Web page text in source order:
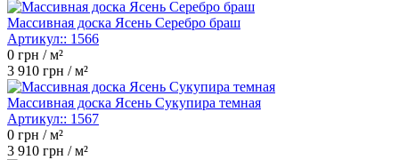
Массивная доска Ясень Серебро браш
Артикул:: 1566
0 грн / м²
3 910 грн / м²
Массивная доска Ясень Сукупира темная
Артикул:: 1567
0 грн / м²
3 910 грн / м²